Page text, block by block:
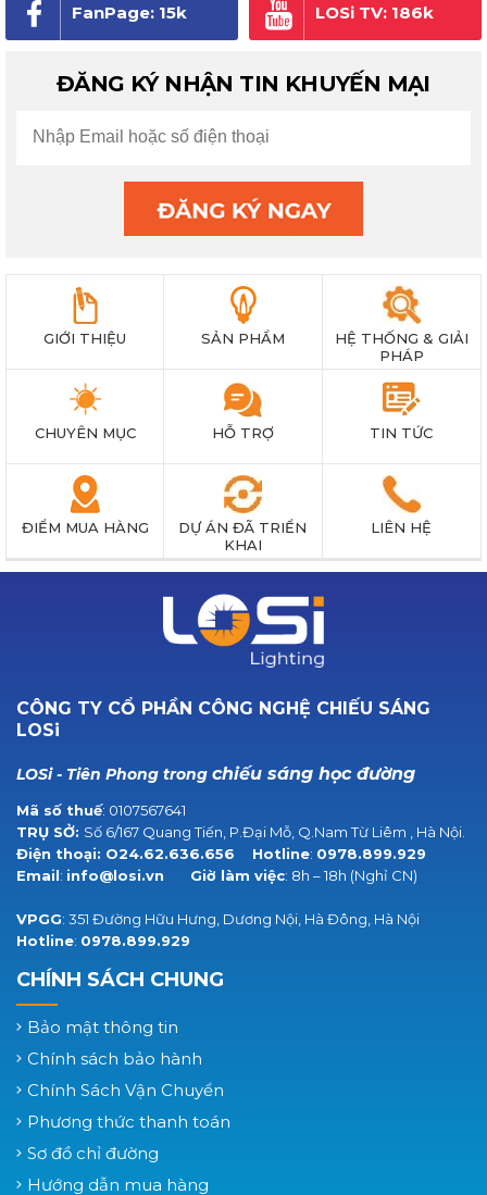
FanPage: 15k
người theo dõi
LOSi TV: 186k
ĐĂNG KÝ NHẬN TIN KHUYẾN MẠI
GIỚI THIỆU SẢN PHẨM
HỆ THỐNG & GIẢI
PHÁP
CHUYÊN MỤC HỖ TRỢ TIN TỨC
ĐIỂM MUA HÀNG
DỰ ÁN ĐÃ TRIỂN
KHAI
LIÊN HỆ
CÔNG TY CỔ PHẦN CÔNG NGHỆ CHIẾU SÁNG
LOSi
LOSi - Tiên Phong trong chiếu sáng học đường
Mã số thuế: 0107567641
TRỤ SỞ: Số 6/167 Quang Tiến, P.Đại Mỗ, Q.Nam Từ Liêm , Hà Nội.
Điện thoại: O24.62.636.656 Hotline: 0978.899.929
Email: info@losi.vn Giờ làm việc: 8h – 18h (Nghỉ CN)
VPGG: 351 Đường Hữu Hưng, Dương Nội, Hà Đông, Hà Nội
Hotline: 0978.899.929
CHÍNH SÁCH CHUNG
Bảo mật thông tin
Chính sách bảo hành
Chính Sách Vận Chuyển
Phương thức thanh toán
Sơ đồ chỉ đường
Hướng dẫn mua hàng